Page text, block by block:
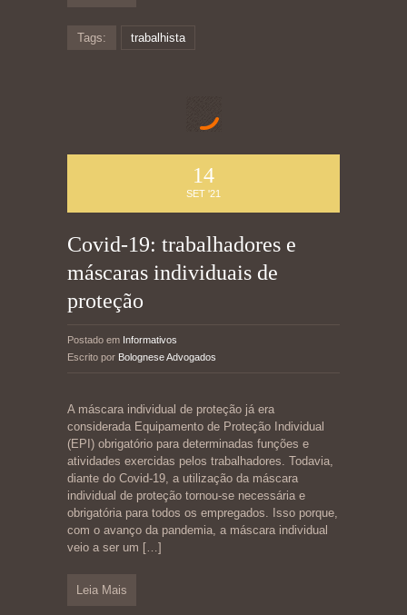
Tags: trabalhista
14
SET '21
Covid-19: trabalhadores e
máscaras individuais de
proteção
Postado em Informativos
Escrito por Bolognese Advogados
A máscara individual de proteção já era
considerada Equipamento de Proteção Individual
(EPI) obrigatório para determinadas funções e
atividades exercidas pelos trabalhadores. Todavia,
diante do Covid-19, a utilização da máscara
individual de proteção tornou-se necessária e
obrigatória para todos os empregados. Isso porque,
com o avanço da pandemia, a máscara individual
veio a ser um […]
Leia Mais